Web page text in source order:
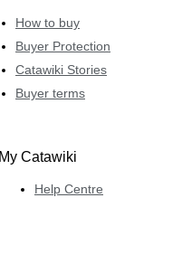
How to buy
Buyer Protection
Catawiki Stories
Buyer terms
My Catawiki
Help Centre